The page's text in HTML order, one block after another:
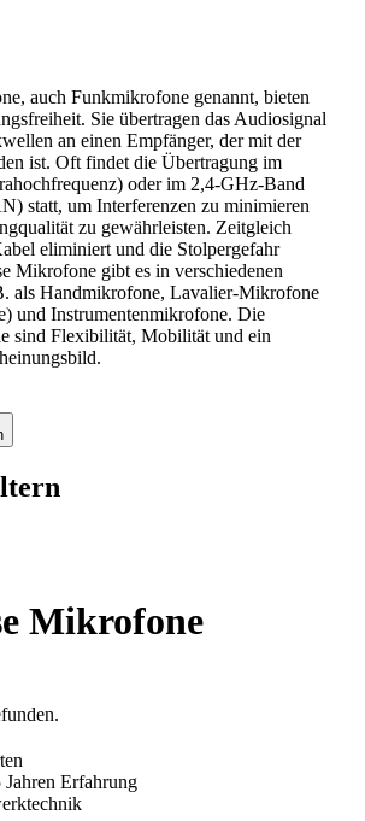
auch Funkmikrofone genannt, bieten
Sie übertragen das Audiosignal
an einen Empfänger, der mit der
ist. Oft findet die Übertragung im
oder im 2,4-GHz-Band
statt, um Interferenzen zu minimieren
zu gewährleisten. Zeitgleich
eliminiert und die Stolpergefahr
Mikrofone gibt es in verschiedenen
als Handmikrofone, Lavalier-Mikrofone
und Instrumentenmikrofone. Die
sind Flexibilität, Mobilität und ein
Mikrofone
Erfahrung